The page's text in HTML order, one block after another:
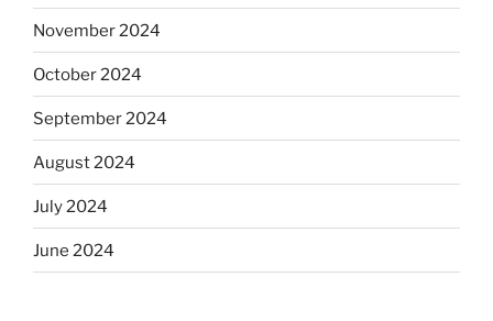
November 2024
October 2024
September 2024
August 2024
July 2024
June 2024